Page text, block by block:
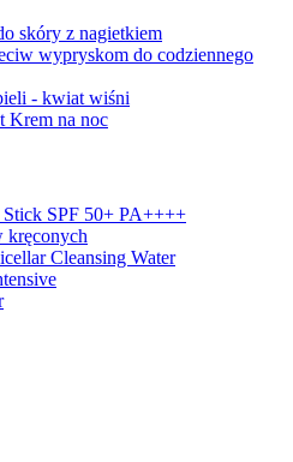
skóry z nagietkiem
wypryskom do codziennego
- kwiat wiśni
Krem na noc
SPF 50+ PA++++
kręconych
Cleansing Water